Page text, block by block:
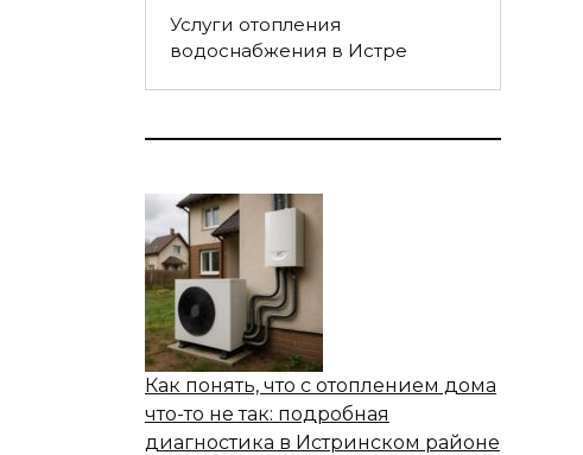
Услуги отопления
водоснабжения в Истре
Как понять, что с отоплением дома
что-то не так: подробная
диагностика в Истринском районе